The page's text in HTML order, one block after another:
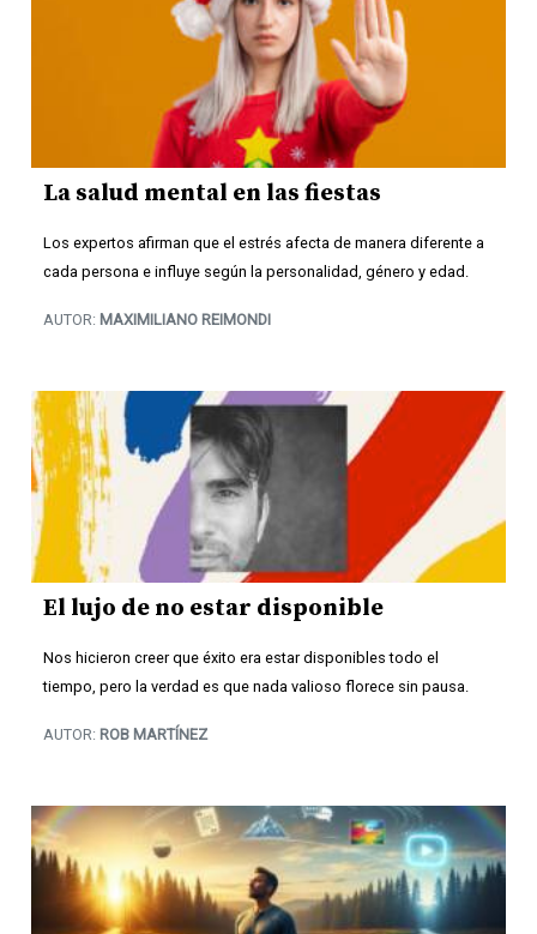
La salud mental en las fiestas
Los expertos afirman que el estrés afecta de manera diferente a
cada persona e influye según la personalidad, género y edad.
AUTOR: MAXIMILIANO REIMONDI
El lujo de no estar disponible
Nos hicieron creer que éxito era estar disponibles todo el
tiempo, pero la verdad es que nada valioso florece sin pausa.
AUTOR: ROB MARTÍNEZ